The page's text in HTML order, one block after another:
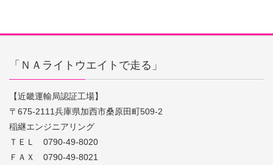
「ＮＡライトウエイトで走る」
【近畿運輸局認証工場】
〒675-2111兵庫県加西市桑原田町509-2
稲継エンジニアリング
ＴＥＬ 0790-49-8020
ＦＡＸ 0790-49-8021